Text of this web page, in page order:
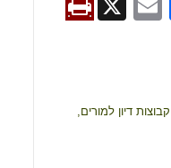
a
o
m
דיון למורים,